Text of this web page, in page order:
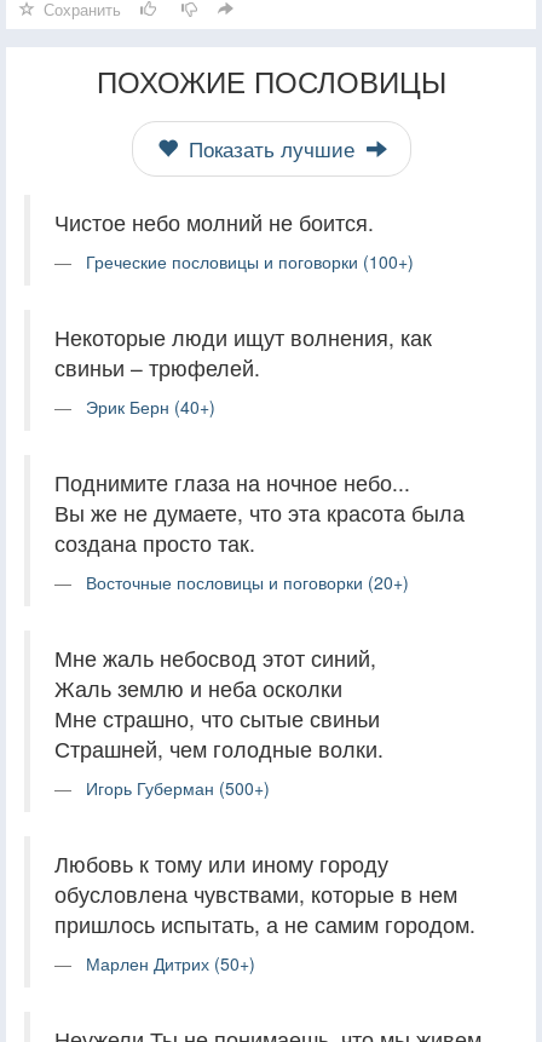
Сохранить
ПОХОЖИЕ ПОСЛОВИЦЫ
Показать лучшие
Чистое небо молний не боится.
Греческие пословицы и поговорки (100+)
Некоторые люди ищут волнения, как
свиньи – трюфелей.
Эрик Берн (40+)
Поднимите глаза на ночное небо...
Вы же не думаете, что эта красота была
создана просто так.
Восточные пословицы и поговорки (20+)
Мне жаль небосвод этот синий,
Жаль землю и неба осколки
Мне страшно, что сытые свиньи
Страшней, чем голодные волки.
Игорь Губерман (500+)
Любовь к тому или иному городу
обусловлена чувствами, которые в нем
пришлось испытать, а не самим городом.
Марлен Дитрих (50+)